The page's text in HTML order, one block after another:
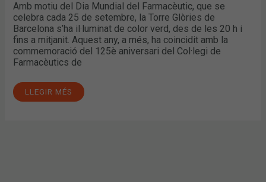
Amb motiu del Dia Mundial del Farmacèutic, que se
celebra cada 25 de setembre, la Torre Glòries de
Barcelona s’ha il·luminat de color verd, des de les 20 h i
fins a mitjanit. Aquest any, a més, ha coincidit amb la
commemoració del 125è aniversari del Col·legi de
Farmacèutics de
LLEGIR MÉS